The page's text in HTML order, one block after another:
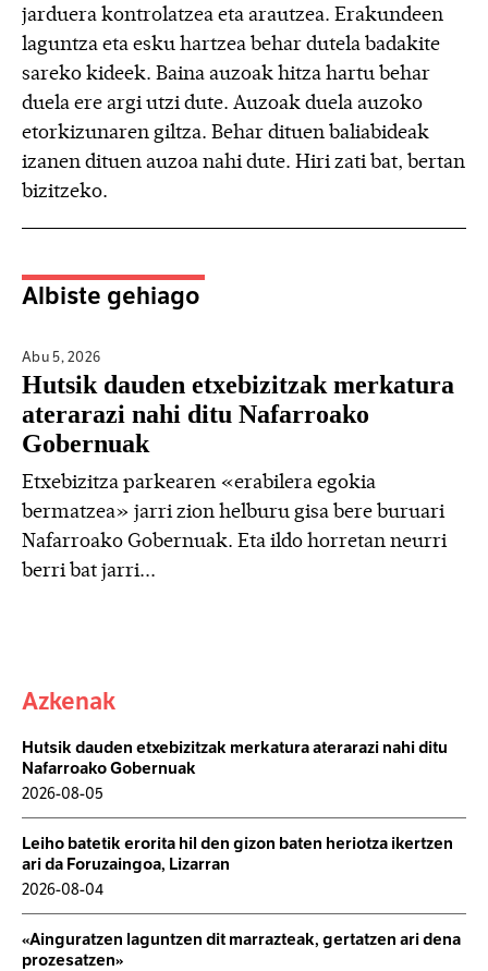
jarduera kontrolatzea eta arautzea. Erakundeen
laguntza eta esku hartzea behar dutela badakite
sareko kideek. Baina auzoak hitza hartu behar
duela ere argi utzi dute. Auzoak duela auzoko
etorkizunaren giltza. Behar dituen baliabideak
izanen dituen auzoa nahi dute. Hiri zati bat, bertan
bizitzeko.
Albiste gehiago
Abu 5,2026
Hutsik dauden etxebizitzak merkatura
aterarazi nahi ditu Nafarroako
Gobernuak
Etxebizitza parkearen «erabilera egokia
bermatzea» jarri zion helburu gisa bere buruari
Nafarroako Gobernuak. Eta ildo horretan neurri
berri bat jarri...
Azkenak
Hutsik dauden etxebizitzak merkatura aterarazi nahi ditu
Nafarroako Gobernuak
2026-08-05
Leiho batetik erorita hil den gizon baten heriotza ikertzen
ari da Foruzaingoa, Lizarran
2026-08-04
«Ainguratzen laguntzen dit marrazteak, gertatzen ari dena
prozesatzen»